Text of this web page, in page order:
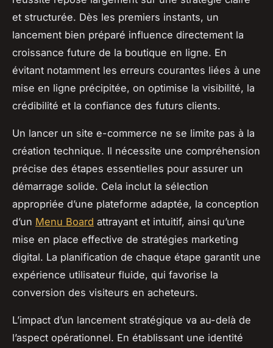
et structurée. Dès les premiers instants, un
lancement bien préparé influence directement la
croissance future de la boutique en ligne. En
évitant notamment les erreurs courantes liées à une
mise en ligne précipitée, on optimise la visibilité, la
crédibilité et la confiance des futurs clients.
Un lancer un site e-commerce ne se limite pas à la
création technique. Il nécessite une compréhension
précise des étapes essentielles pour assurer un
démarrage solide. Cela inclut la sélection
appropriée d’une plateforme adaptée, la conception
d’un Menu Board attrayant et intuitif, ainsi qu’une
mise en place effective de stratégies marketing
digital. La planification de chaque étape garantit une
expérience utilisateur fluide, qui favorise la
conversion des visiteurs en acheteurs.
L’impact d’un lancement stratégique va au-delà de
l’aspect opérationnel. En établissant une identité